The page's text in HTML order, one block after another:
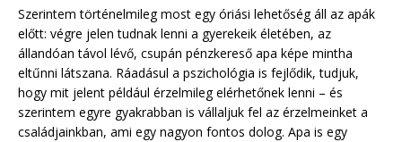
Szerintem történelmileg most egy óriási lehetőség áll az apák
előtt: végre jelen tudnak lenni a gyerekeik életében, az
állandóan távol lévő, csupán pénzkereső apa képe mintha
eltűnni látszana. Ráadásul a pszichológia is fejlődik, tudjuk,
hogy mit jelent például érzelmileg elérhetőnek lenni – és
szerintem egyre gyakrabban is vállaljuk fel az érzelmeinket a
családjainkban, ami egy nagyon fontos dolog. Apa is egy